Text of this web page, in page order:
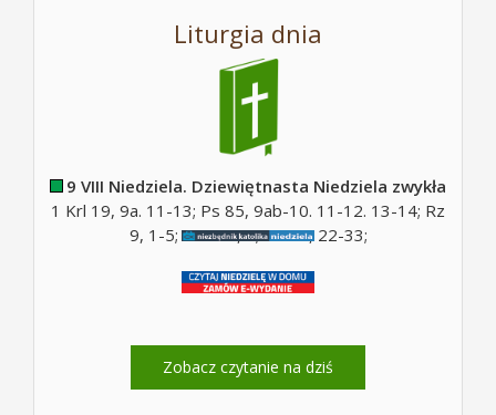
Liturgia dnia
9 VIII Niedziela. Dziewiętnasta Niedziela zwykła
1 Krl 19, 9a. 11-13; Ps 85, 9ab-10. 11-12. 13-14; Rz
9, 1-5; Ps 130, 5; Mt 14, 22-33;
Zobacz czytanie na dziś